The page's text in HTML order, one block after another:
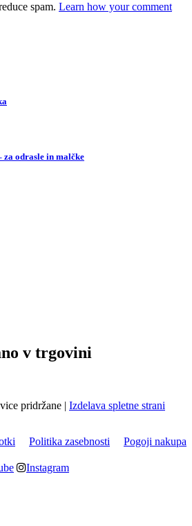
spam. Learn how your comment
za odrasle in malčke
v trgovini
pridržane | Izdelava spletne strani
Politika zasebnosti Pogoji nakupa
Instagram